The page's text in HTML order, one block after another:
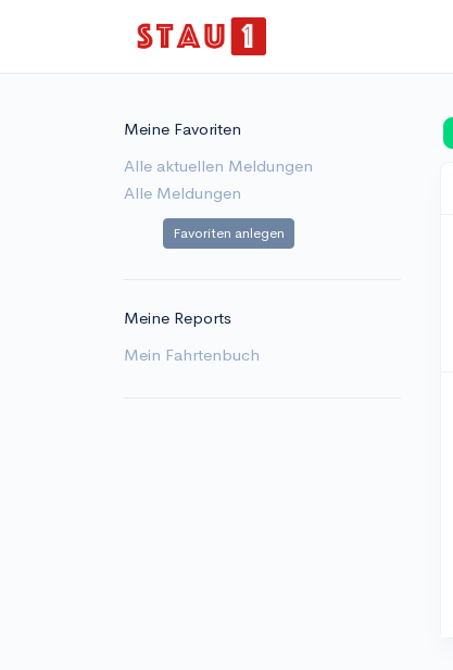
Meine Favoriten
Alle aktuellen Meldungen
Alle Meldungen
Favoriten anlegen
Meine Reports
Mein Fahrtenbuch